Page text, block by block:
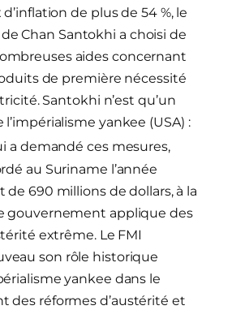
de plus de 54 %, le
Chan Santokhi a choisi de
aides concernant
de première nécessité
Santokhi n’est qu’un
yankee (USA) :
a demandé ces mesures,
au Suriname l’année
690 millions de dollars, à la
gouvernement applique des
extrême. Le FMI
son rôle historique
yankee dans le
des réformes d’austérité et